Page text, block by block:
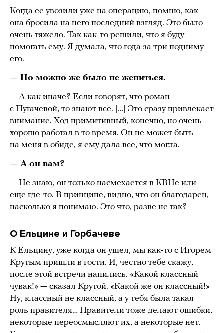
Когда ее увозили уже на операцию, помню, как
она бросила на него последний взгляд. Это было
очень тяжело. Так как-то решили, что я буду
помогать ему. Я думала, что года за три подниму
его.
— Но можно же было не жениться.
— А как иначе? Если говорят, что роман
с Пугачевой, то знают все. […] Это сразу привлекает
внимание. Ход примитивный, конечно, но очень
хорошо работал в то время. Он не может быть
на меня в обиде, я ему дала все, что могла.
— А он вам?
— Не знаю, он только насмехается в КВНе или
еще где-то. В принципе, видно, что он благодарен,
насколько я понимаю. Это что, разве не так?
О Ельцине и Горбачеве
К Ельцину, уже когда он ушел, мы как-то с Игорем
Крутым пришли в гости. И, честно тебе скажу,
после этой встречи напились. «Какой классный
чувак!» — сказал Крутой. «Какой же он классный!»
Ну, классный не классный, а у тебя была такая
роль правителя… Правители тоже делают ошибки,
некоторые переосмысляют их, а некоторые нет.